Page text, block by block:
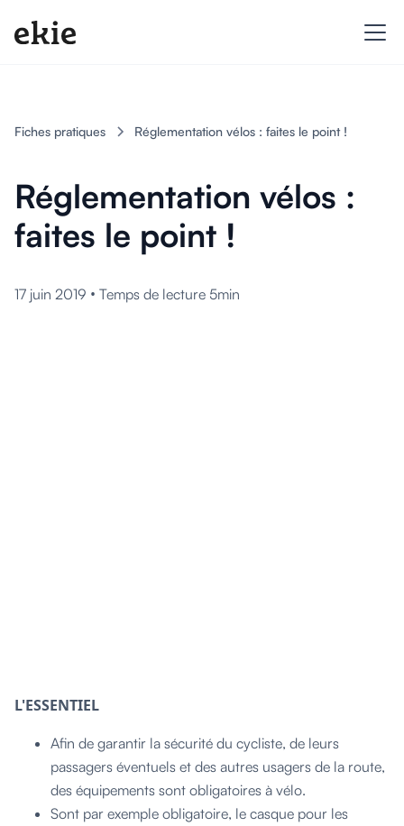
Fiches pratiques Réglementation vélos : faites le point !
Réglementation vélos :
faites le point !
17 juin 2019 • Temps de lecture 5min
L'ESSENTIEL
Afin de garantir la sécurité du cycliste, de leurs
passagers éventuels et des autres usagers de la route,
des équipements sont obligatoires à vélo.
Sont par exemple obligatoire, le casque pour les